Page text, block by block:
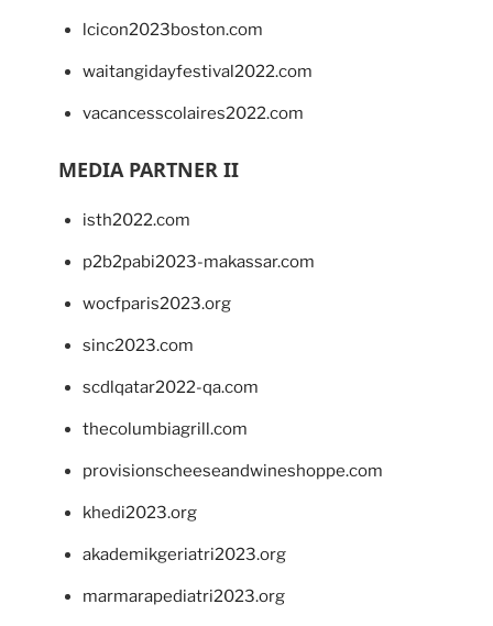
lcicon2023boston.com
waitangidayfestival2022.com
vacancesscolaires2022.com
MEDIA PARTNER II
isth2022.com
p2b2pabi2023-makassar.com
wocfparis2023.org
sinc2023.com
scdlqatar2022-qa.com
thecolumbiagrill.com
provisionscheeseandwineshoppe.com
khedi2023.org
akademikgeriatri2023.org
marmarapediatri2023.org